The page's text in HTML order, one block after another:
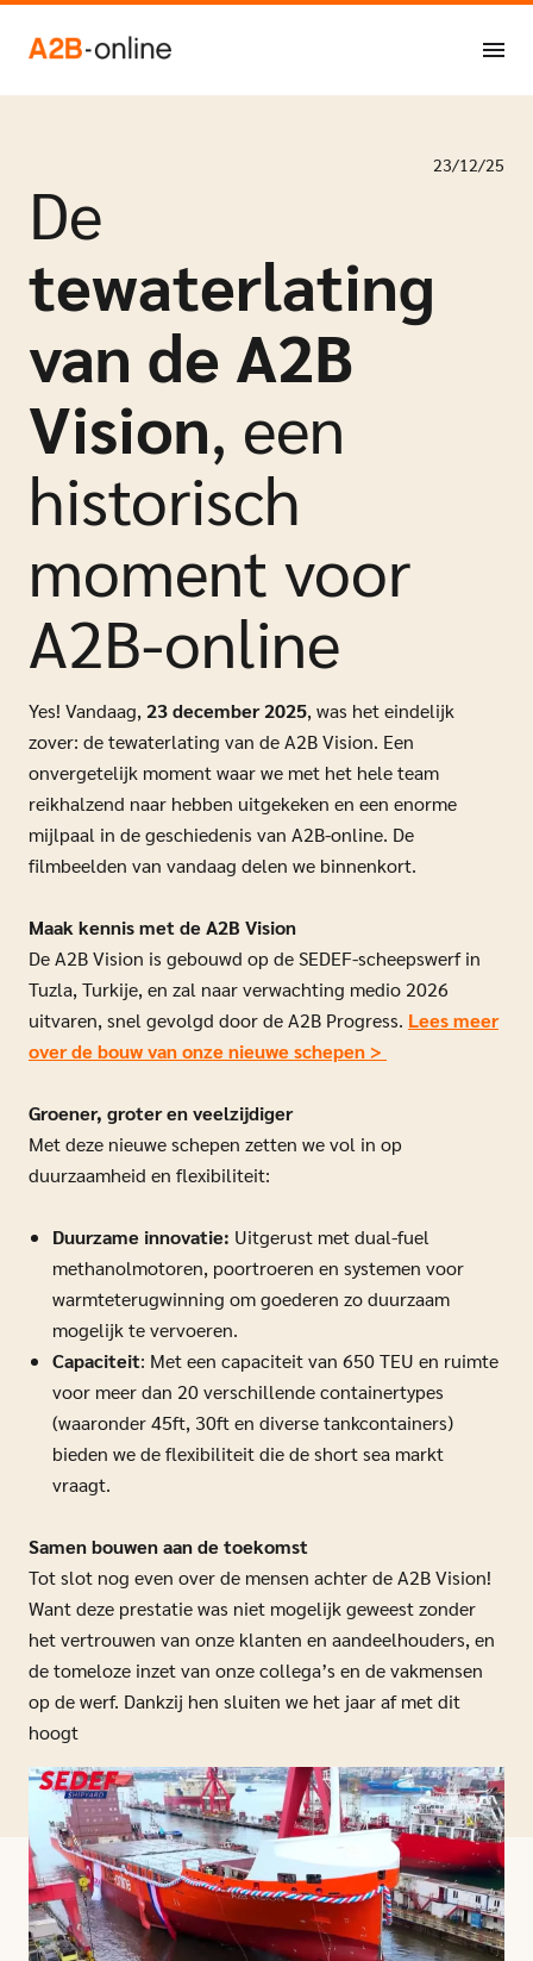
NL
EN
23/12/25
De
tewaterlating
van de A2B
Vision, een
historisch
moment voor
A2B-online
Yes! Vandaag, 23 december 2025, was het eindelijk
zover: de tewaterlating van de A2B Vision. Een
onvergetelijk moment waar we met het hele team
reikhalzend naar hebben uitgekeken en een enorme
mijlpaal in de geschiedenis van A2B-online. De
filmbeelden van vandaag delen we binnenkort.
Maak kennis met de A2B Vision
De A2B Vision is gebouwd op de SEDEF-scheepswerf in
Tuzla, Turkije, en zal naar verwachting medio 2026
uitvaren, snel gevolgd door de A2B Progress. Lees meer
over de bouw van onze nieuwe schepen >
Groener, groter en veelzijdiger
Met deze nieuwe schepen zetten we vol in op
duurzaamheid en flexibiliteit:
Duurzame innovatie: Uitgerust met dual-fuel
methanolmotoren, poortroeren en systemen voor
warmteterugwinning om goederen zo duurzaam
mogelijk te vervoeren.
Capaciteit: Met een capaciteit van 650 TEU en ruimte
voor meer dan 20 verschillende containertypes
(waaronder 45ft, 30ft en diverse tankcontainers)
bieden we de flexibiliteit die de short sea markt
vraagt.
Samen bouwen aan de toekomst
Tot slot nog even over de mensen achter de A2B Vision!
Want deze prestatie was niet mogelijk geweest zonder
het vertrouwen van onze klanten en aandeelhouders, en
de tomeloze inzet van onze collega’s en de vakmensen
op de werf. Dankzij hen sluiten we het jaar af met dit
hoogt